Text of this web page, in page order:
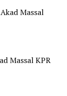
Massal
Massal KPR